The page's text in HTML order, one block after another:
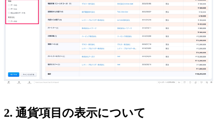
2. 通貨項目の表示について